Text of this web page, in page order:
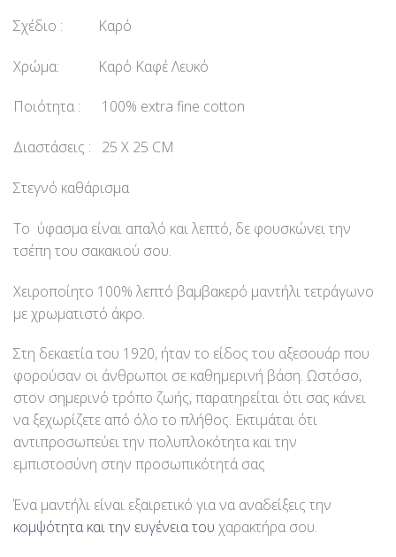
Σχέδιο : Καρό
Χρώμα: Καρό Καφέ Λευκό
Ποιότητα : 100% extra fine cotton
Διαστάσεις : 25 Χ 25 CM
Στεγνό καθάρισμα
Το ύφασμα είναι απαλό και λεπτό, δε φουσκώνει την
τσέπη του σακακιού σου.
Χειροποίητο 100% λεπτό βαμβακερό μαντήλι τετράγωνο
με χρωματιστό άκρο.
Στη δεκαετία του 1920, ήταν το είδος του αξεσουάρ που
φορούσαν οι άνθρωποι σε καθημερινή βάση. Ωστόσο,
στον σημερινό τρόπο ζωής, παρατηρείται ότι σας κάνει
να ξεχωρίζετε από όλο το πλήθος. Εκτιμάται ότι
αντιπροσωπεύει την πολυπλοκότητα και την
εμπιστοσύνη στην προσωπικότητά σας
Ένα μαντήλι είναι εξαιρετικό για να αναδείξεις την
κομψότητα και την ευγένεια του χαρακτήρα σου.